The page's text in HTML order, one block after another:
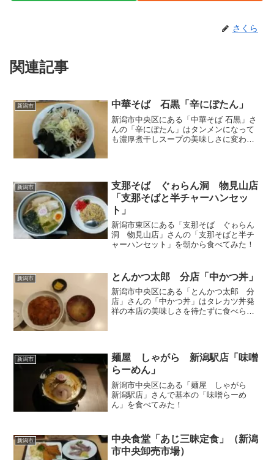
さくら
関連記事
新潟市 中華そば 石黒「辛にぼたん」
新潟市中央区にある「中華そば 石黒」さ
んの「辛にぼたん」はタンメンになって
も濃厚煮干しスープの美味しさに変わり
新潟市
支那そば ぐゎらん洞 物見山店
「支那そばと半チャーハンセッ
ト」
新潟市東区にある「支那そば ぐゎらん
洞 物見山店」さんの「支那そばと半チ
ャーハンセット」を朝から食べてみた！
新潟市 とんかつ太郎 分店「中かつ丼」
新潟市中央区にある「とんかつ太郎 分
店」さんの「中かつ丼」はタレカツ丼発
祥の本店の美味しさを待たずに食べられ
新潟市
麺屋 しゃがら 新潟駅店「味噌
らーめん」
新潟市中央区にある「麺屋 しゃがら
新潟駅店」さんで基本の「味噌らーめ
ん」を食べてみた！
新潟市
中央食堂「あじ三昧定食」（新潟
市中央卸売市場）